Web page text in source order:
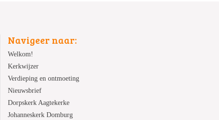
Navigeer naar:
Welkom!
Kerkwijzer
Verdieping en ontmoeting
Nieuwsbrief
Dorpskerk Aagtekerke
Johanneskerk Domburg